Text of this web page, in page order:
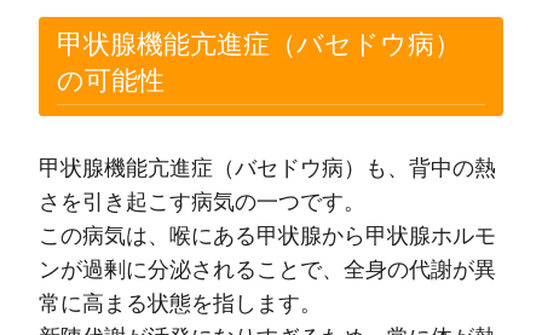
甲状腺機能亢進症（バセドウ病）
の可能性
甲状腺機能亢進症（バセドウ病）も、背中の熱
さを引き起こす病気の一つです。
この病気は、喉にある甲状腺から甲状腺ホルモ
ンが過剰に分泌されることで、全身の代謝が異
常に高まる状態を指します。